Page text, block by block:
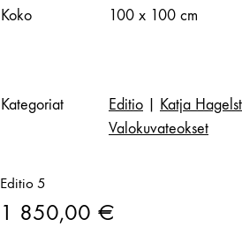
Koko
100 x 100 cm
Kategoriat Editio Katja
Valokuvateokset
Editio 5
1 850,00 €